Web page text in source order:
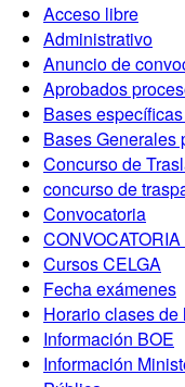
Acceso libre
Administrativo
Anuncio de
Aprobados
Bases
Bases Generales
Concurso de
concurso de
Convocatoria
Cursos CELGA
Fecha exámenes
Horario clases
Información BOE
Información